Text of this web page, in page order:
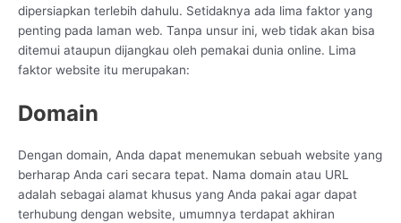
dipersiapkan terlebih dahulu. Setidaknya ada lima faktor yang
penting pada laman web. Tanpa unsur ini, web tidak akan bisa
ditemui ataupun dijangkau oleh pemakai dunia online. Lima
faktor website itu merupakan:
Domain
Dengan domain, Anda dapat menemukan sebuah website yang
berharap Anda cari secara tepat. Nama domain atau URL
adalah sebagai alamat khusus yang Anda pakai agar dapat
terhubung dengan website, umumnya terdapat akhiran